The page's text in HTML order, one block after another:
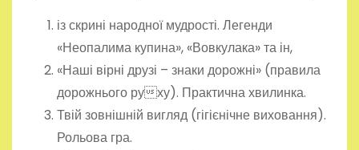
із скрині народної мудрості. Легенди
«Неопалима купина», «Вовкулака» та ін,
«Наші вірні друзі – знаки дорожні» (правила
дорожнього руху). Практична хвилинка.
Твій зовнішній вигляд (гігієнічне виховання).
Рольова гра.